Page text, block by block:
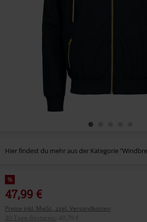
Hier findest du mehr aus der Kategorie
%
47,99 €
Preise inkl. MwSt., zzgl. Versandkosten
30-Tage-Bestpreis
40,79 €